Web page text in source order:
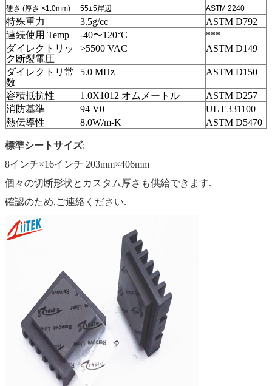
硬さ (厚さ <1.0mm) 55±5岸辺 ASTM 2240
特殊重力 3.5g/cc
ASTM D792
連続使用 Temp
-40〜120°C
***
ダイレクトリッ
ク断裂電圧
>5500 VAC ASTM D149
ダイレクトリ常
数
5.0 MHz ASTM D150
容積抵抗性 1.0X1012 オムメートル
ASTM D257
消防基準
94 V0
UL E331100
熱伝導性
8.0W/m-K ASTM D5470
標準シートサイズ:
8インチ×16インチ 203mm×406mm
個々の切断形状とカスタム厚さも供給できます.
確認のため,ご連絡ください.